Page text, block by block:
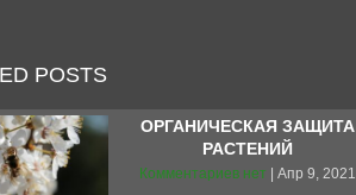
POSTS
ОРГАНИЧЕСКАЯ ЗАЩИТА
РАСТЕНИЙ
Комментариев нет | Апр 9, 2021